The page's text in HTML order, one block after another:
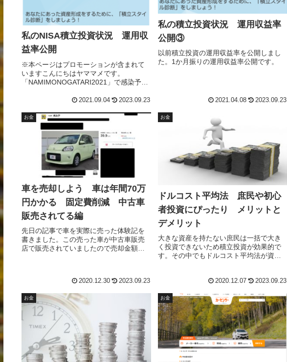
私のNISA積立投資状況 運用収
益率公開
※本ページはプロモーションが含まれて
いますこんにちはヤママメです。
「NAMIMONOGATARI2021」で感染予防
いますね。今後フェスや音楽イベントの
若い頃は音楽イベ...
2021.09.04 2023.09.23
私の積立投資状況 運用収益率
公開③
以前積立投資の運用収益率を公開しまし
た。1か月振りの運用収益率公開です。
2021.04.08 2023.09.23
お金
車を売却しよう 車は年間70万
円かかる 固定費削減 中古車
販売されてる編
先日の記事で車を実際に売った体験記を
書きました。この売った車が中古車販売
店で販売されていましたので売却金額と
2020.12.30 2023.09.23
お金
ドルコスト平均法 庶民や初心
者投資にぴったり メリットと
デメリット
大きな資産を持たない庶民は一括で大き
く投資できないため積立投資が効果的で
す。その中でもドルコスト平均法が資産
リットとデメリットを書いています。
2020.12.07 2023.09.23
お金 お金